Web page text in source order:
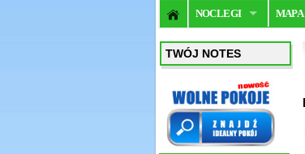
NOCLEGI MAPA
TWÓJ NOTES